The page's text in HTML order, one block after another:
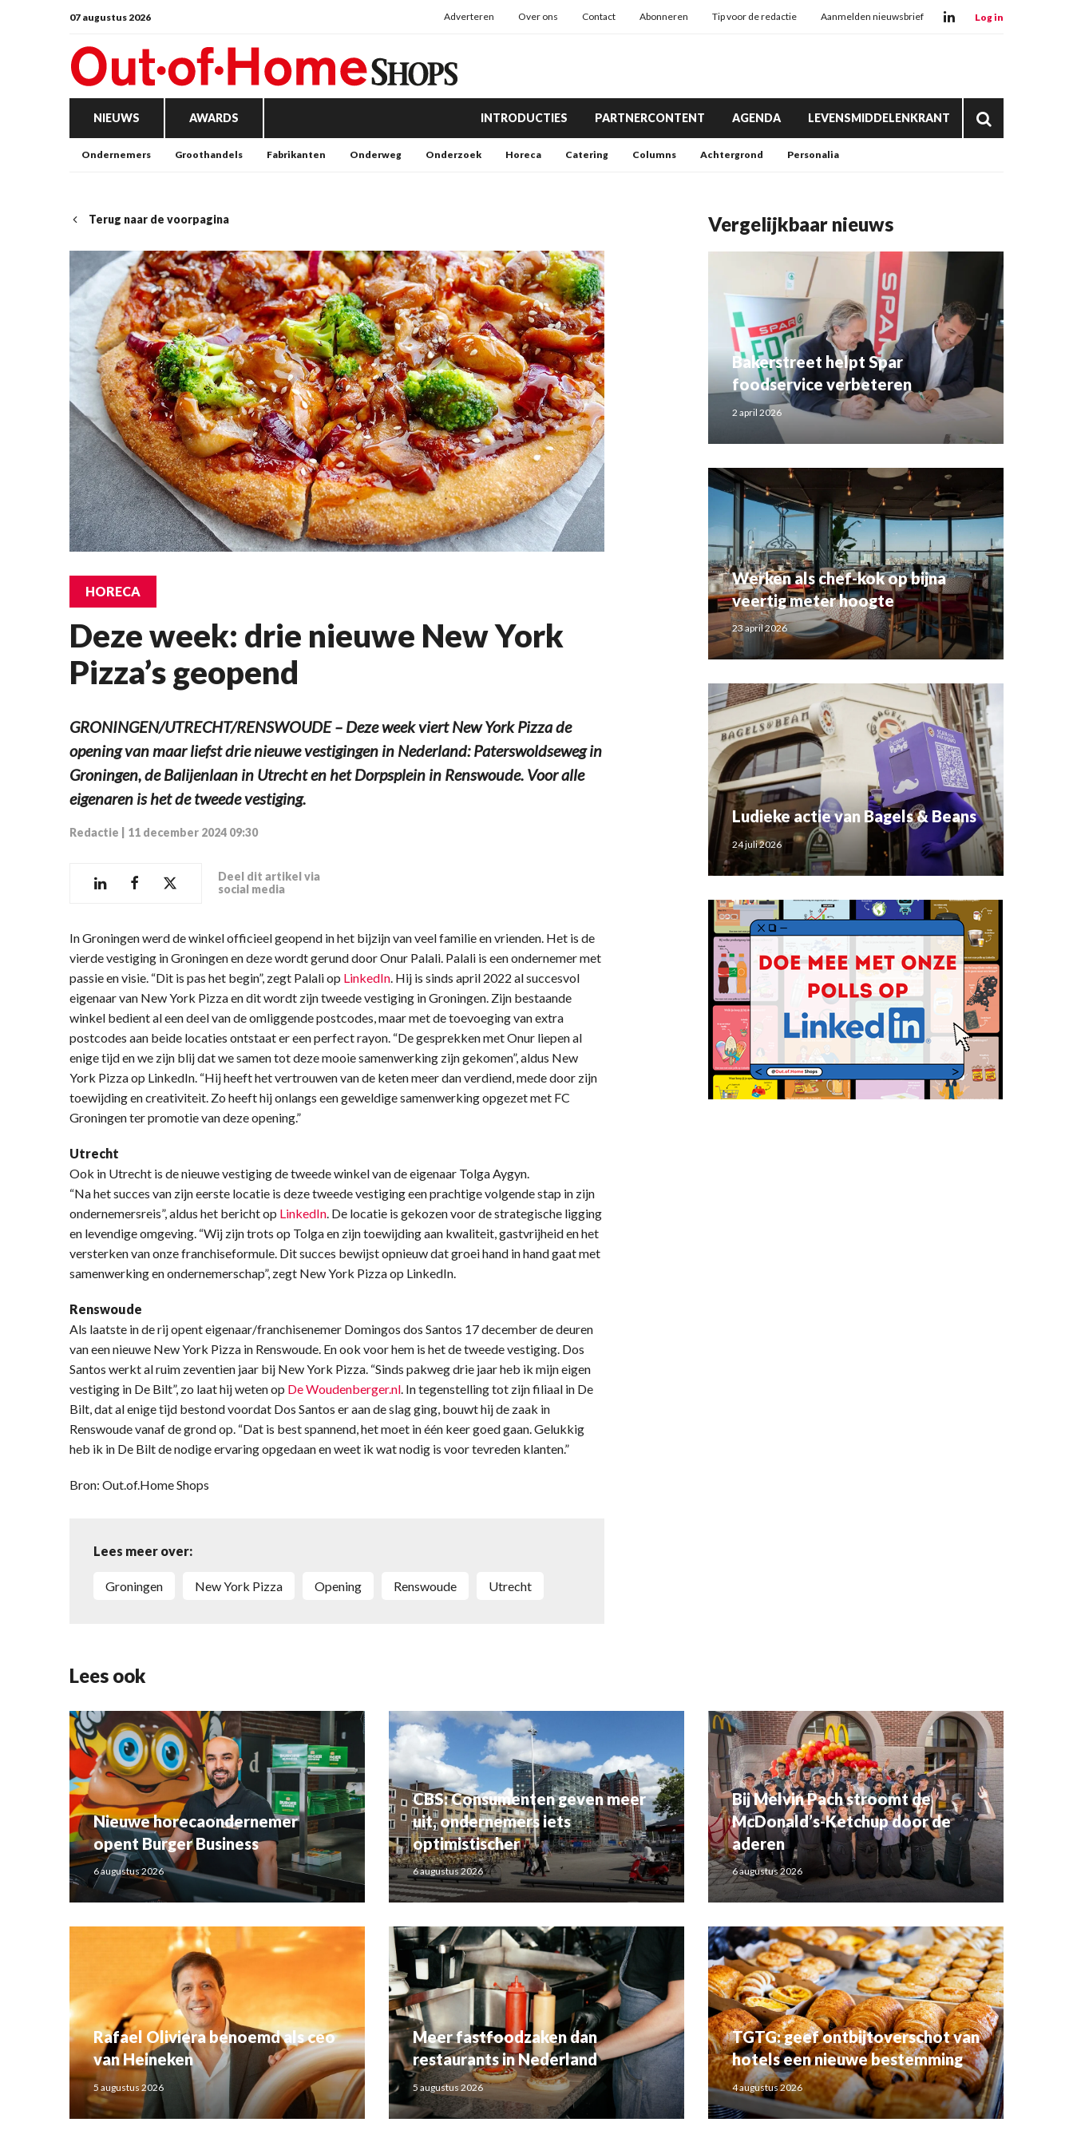
07 augustus 2026 Adverteren Over ons Contact Abonneren Tip voor de redactie Aanmelden nieuwsbrief Log in
NIEUWS AWARDS INTRODUCTIES PARTNERCONTENT AGENDA LEVENSMIDDELENKRANT
Ondernemers Groothandels Fabrikanten Onderweg Onderzoek Horeca Catering Columns Achtergrond Personalia
Terug naar de voorpagina
HORECA
Deze week: drie nieuwe New York
Pizza’s geopend
GRONINGEN/UTRECHT/RENSWOUDE – Deze week viert New York Pizza de
opening van maar liefst drie nieuwe vestigingen in Nederland: Paterswoldseweg in
Groningen, de Balijenlaan in Utrecht en het Dorpsplein in Renswoude. Voor alle
eigenaren is het de tweede vestiging.
Redactie 11 december 2024 09:30
Deel dit artikel via
social media
In Groningen werd de winkel officieel geopend in het bijzijn van veel familie en vrienden. Het is de
vierde vestiging in Groningen en deze wordt gerund door Onur Palali. Palali is een ondernemer met
passie en visie. “Dit is pas het begin”, zegt Palali op LinkedIn . Hij is sinds april 2022 al succesvol
eigenaar van New York Pizza en dit wordt zijn tweede vestiging in Groningen. Zijn bestaande
winkel bedient al een deel van de omliggende postcodes, maar met de toevoeging van extra
postcodes aan beide locaties ontstaat er een perfect rayon. “De gesprekken met Onur liepen al
enige tijd en we zijn blij dat we samen tot deze mooie samenwerking zijn gekomen”, aldus New
York Pizza op LinkedIn. “Hij heeft het vertrouwen van de keten meer dan verdiend, mede door zijn
toewijding en creativiteit. Zo heeft hij onlangs een geweldige samenwerking opgezet met FC
Groningen ter promotie van deze opening.”
Utrecht
Ook in Utrecht is de nieuwe vestiging de tweede winkel van de eigenaar Tolga Aygyn.
“Na het succes van zijn eerste locatie is deze tweede vestiging een prachtige volgende stap in zijn
ondernemersreis”, aldus het bericht op LinkedIn . De locatie is gekozen voor de strategische ligging
en levendige omgeving. “Wij zijn trots op Tolga en zijn toewijding aan kwaliteit, gastvrijheid en het
versterken van onze franchiseformule. Dit succes bewijst opnieuw dat groei hand in hand gaat met
samenwerking en ondernemerschap”, zegt New York Pizza op LinkedIn.
Renswoude
Als laatste in de rij opent eigenaar/franchisenemer Domingos dos Santos 17 december de deuren
van een nieuwe New York Pizza in Renswoude. En ook voor hem is het de tweede vestiging. Dos
Santos werkt al ruim zeventien jaar bij New York Pizza. “Sinds pakweg drie jaar heb ik mijn eigen
vestiging in De Bilt”, zo laat hij weten op De Woudenberger.nl . In tegenstelling tot zijn filiaal in De
Bilt, dat al enige tijd bestond voordat Dos Santos er aan de slag ging, bouwt hij de zaak in
Renswoude vanaf de grond op. “Dat is best spannend, het moet in één keer goed gaan. Gelukkig
heb ik in De Bilt de nodige ervaring opgedaan en weet ik wat nodig is voor tevreden klanten.”
Bron: Out.of.Home Shops
Lees meer over:
Groningen New York Pizza Opening Renswoude Utrecht
Vergelijkbaar nieuws
Bakerstreet helpt Spar
foodservice verbeteren
2 april 2026
Werken als chef-kok op bijna
veertig meter hoogte
23 april 2026
Ludieke actie van Bagels & Beans
24 juli 2026
Lees ook
Nieuwe horecaondernemer
opent Burger Business
6 augustus 2026
CBS: Consumenten geven meer
uit, ondernemers iets
optimistischer
6 augustus 2026
Bij Melvin Pach stroomt de
McDonald’s-Ketchup door de
aderen
6 augustus 2026
Rafael Oliviera benoemd als ceo
van Heineken
5 augustus 2026
Meer fastfoodzaken dan
restaurants in Nederland
5 augustus 2026
TGTG: geef ontbijtoverschot van
hotels een nieuwe bestemming
4 augustus 2026